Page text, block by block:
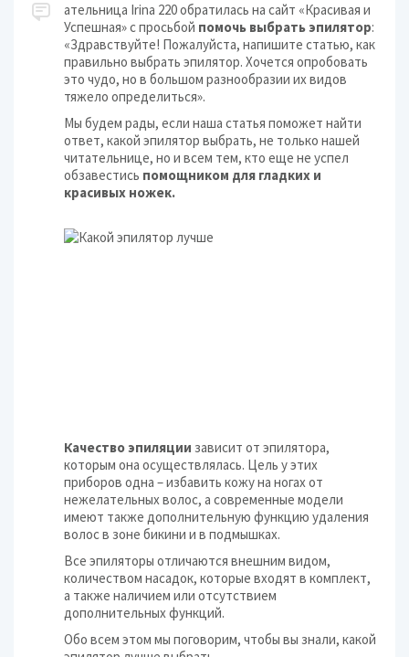
ательница Irina 220 обратилась на сайт «Красивая и
Успешная» с просьбой помочь выбрать эпилятор:
«Здравствуйте! Пожалуйста, напишите статью, как
правильно выбрать эпилятор. Хочется опробовать
это чудо, но в большом разнообразии их видов
тяжело определиться».
Мы будем рады, если наша статья поможет найти
ответ, какой эпилятор выбрать, не только нашей
читательнице, но и всем тем, кто еще не успел
обзавестись помощником для гладких и
красивых ножек.
Качество эпиляции зависит от эпилятора,
которым она осуществлялась. Цель у этих
приборов одна – избавить кожу на ногах от
нежелательных волос, а современные модели
имеют также дополнительную функцию удаления
волос в зоне бикини и в подмышках.
Все эпиляторы отличаются внешним видом,
количеством насадок, которые входят в комплект,
а также наличием или отсутствием
дополнительных функций.
Обо всем этом мы поговорим, чтобы вы знали, какой